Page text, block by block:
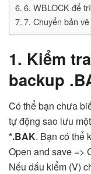
6. WBLOCK để
7. Chuyển bản
1. Kiểm
backup
Có thể bạn chưa
tự động sao lưu
*.BAK. Bạn có thể
Open and save =>
Nếu dấu kiểm (V)